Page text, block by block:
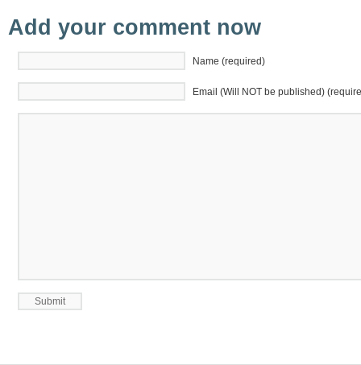
Add your comment now
Name (required)
Email (Will NOT be published)